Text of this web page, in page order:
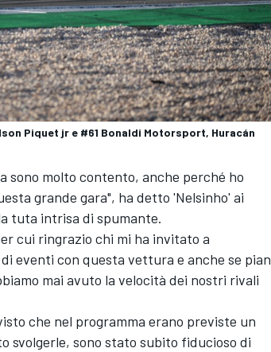
Piquet jr e #61 Bonaldi Motorsport, Huracán
sono molto contento, anche perché ho
grande gara", ha detto 'Nelsinho' ai
tuta intrisa di spumante.
cui ringrazio chi mi ha invitato a
eventi con questa vettura e anche se pian
mai avuto la velocità dei nostri rivali
che nel programma erano previste un
svolgerle, sono stato subito fiducioso di